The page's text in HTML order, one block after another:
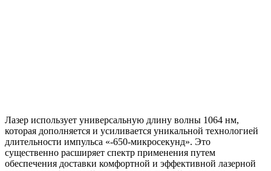
Лазер использует универсальную длину волны 1064 нм,
которая дополняется и усиливается уникальной технологией
длительности импульса «-650-микросекунд». Это
существенно расширяет спектр применения путем
обеспечения доставки комфортной и эффективной лазерной